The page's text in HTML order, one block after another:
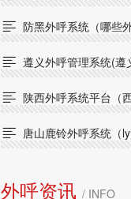
 防黑外呼系统（哪些
 遵义外呼管理系统(遵
 陕西外呼系统平台（
 唐山鹿铃外呼系统（
外呼资讯 / INFO